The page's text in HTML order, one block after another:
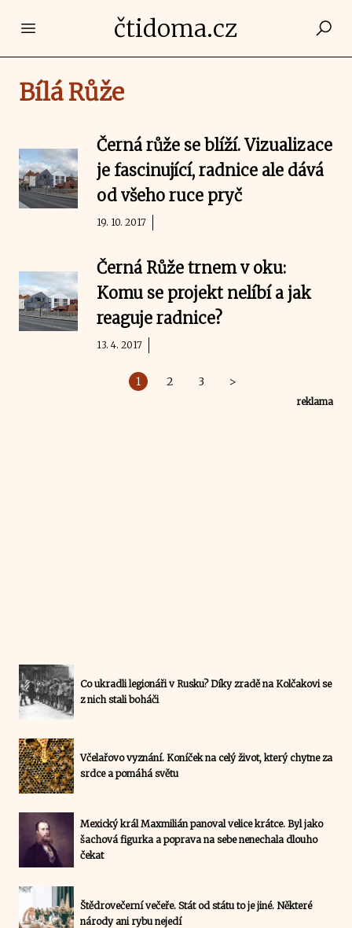
Open main menučtidoma.cz
Bílá Růže
Černá růže se blíží. Vizualizace
je fascinující, radnice ale dává
od všeho ruce pryč
19. 10. 2017
Černá Růže trnem v oku:
Komu se projekt nelíbí a jak
reaguje radnice?
13. 4. 2017
1 2 3 >
reklama
Co ukradli legionáři v Rusku? Díky zradě na Kolčakovi se
z nich stali boháči
Včelařovo vyznání. Koníček na celý život, který chytne za
srdce a pomáhá světu
Mexický král Maxmilián panoval velice krátce. Byl jako
šachová figurka a poprava na sebe nenechala dlouho
čekat
Štědrovečerní večeře. Stát od státu to je jiné. Některé
národy ani rybu nejedí